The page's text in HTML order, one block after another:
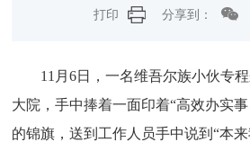
打印
分享到：
11月6日，一名维吾尔族小伙专
大院，手中捧着一面印着“高效办实
的锦旗，送到工作人员手中说到“本